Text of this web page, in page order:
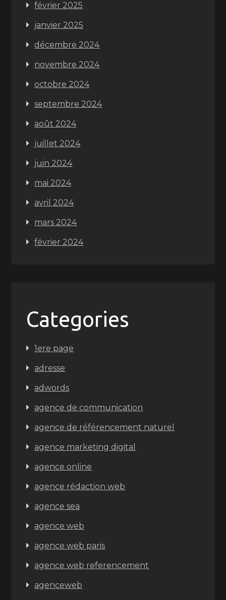
février 2025
janvier 2025
décembre 2024
novembre 2024
octobre 2024
septembre 2024
août 2024
juillet 2024
juin 2024
mai 2024
avril 2024
mars 2024
février 2024
Categories
1ere page
adresse
adwords
agence de communication
agence de référencement naturel
agence marketing digital
agence online
agence rédaction web
agence sea
agence web
agence web paris
agence web referencement
agenceweb